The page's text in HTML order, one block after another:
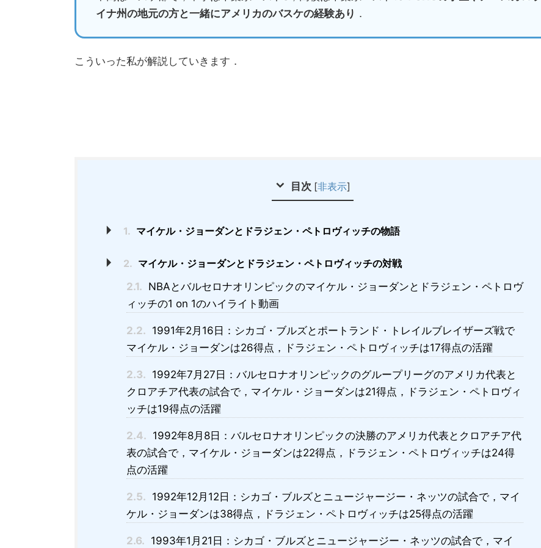
イナ州の地元の方と一緒にアメリカのバスケの経験あり ．
こういった私が解説していきます．
目次 [非表示]
1. マイケル・ジョーダンとドラジェン・ペトロヴィッチの物語
2. マイケル・ジョーダンとドラジェン・ペトロヴィッチの対戦
2.1. NBAとバルセロナオリンピックのマイケル・ジョーダンとドラジェン・ペトロヴ
ィッチの1 on 1のハイライト動画
2.2. 1991年2月16日：シカゴ・ブルズとポートランド・トレイルブレイザーズ戦で
マイケル・ジョーダンは26得点，ドラジェン・ペトロヴィッチは17得点の活躍
2.3. 1992年7月27日：バルセロナオリンピックのグループリーグのアメリカ代表と
クロアチア代表の試合で，マイケル・ジョーダンは21得点，ドラジェン・ペトロヴィ
ッチは19得点の活躍
2.4. 1992年8月8日：バルセロナオリンピックの決勝のアメリカ代表とクロアチア代
表の試合で，マイケル・ジョーダンは22得点，ドラジェン・ペトロヴィッチは24得
点の活躍
2.5. 1992年12月12日：シカゴ・ブルズとニュージャージー・ネッツの試合で，マイ
ケル・ジョーダンは38得点，ドラジェン・ペトロヴィッチは25得点の活躍
2.6. 1993年1月21日：シカゴ・ブルズとニュージャージー・ネッツの試合で，マイ